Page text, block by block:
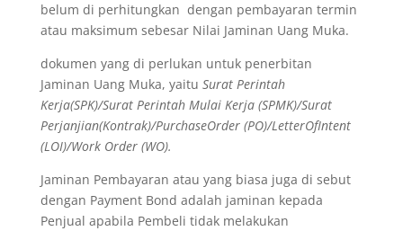
belum di perhitungkan dengan pembayaran termin
atau maksimum sebesar Nilai Jaminan Uang Muka.
dokumen yang di perlukan untuk penerbitan
Jaminan Uang Muka, yaitu Surat Perintah
Kerja(SPK)/Surat Perintah Mulai Kerja (SPMK)/Surat
Perjanjian(Kontrak)/PurchaseOrder (PO)/LetterOfIntent
(LOI)/Work Order (WO).
Jaminan Pembayaran atau yang biasa juga di sebut
dengan Payment Bond adalah jaminan kepada
Penjual apabila Pembeli tidak melakukan